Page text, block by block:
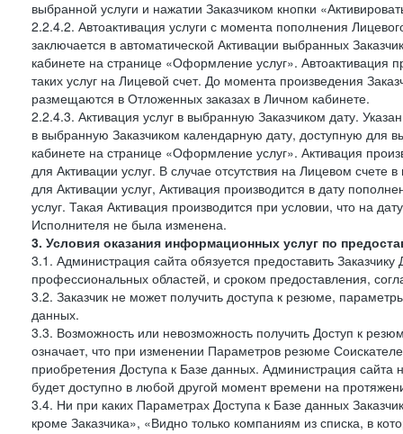
выбранной услуги и нажатии Заказчиком кнопки
2.2.4.2. Автоактивация услуги с момента пополнения
заключается в автоматической Активации выбранных
кабинете на странице «Оформление услуг». Автоактивация
таких услуг на Лицевой счет. До момента произведения
размещаются в Отложенных заказах в Личном кабинете.
2.2.4.3. Активация услуг в выбранную Заказчиком дату.
в выбранную Заказчиком календарную дату, доступную для
кабинете на странице «Оформление услуг». Активация
для Активации услуг. В случае отсутствия на Лицевом
для Активации услуг, Активация производится в дату
услуг. Такая Активация производится при условии, что на
Исполнителя не была изменена.
3. Условия оказания информационных услуг по
3.1. Администрация сайта обязуется предоставить
профессиональных областей, и сроком предоставления,
3.2. Заказчик не может получить доступа к резюме,
данных.
3.3. Возможность или невозможность получить Доступ к
означает, что при изменении Параметров резюме
приобретения Доступа к Базе данных. Администрация
будет доступно в любой другой момент времени на
3.4. Ни при каких Параметрах Доступа к Базе данных
кроме Заказчика», «Видно только компаниям из списка, в